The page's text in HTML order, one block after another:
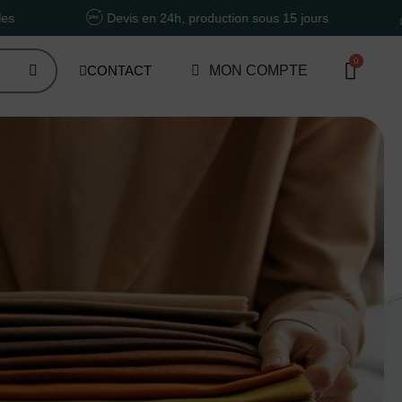
Devis en 24h, production sous 15 jours Un
CONTACT MON COMPTE